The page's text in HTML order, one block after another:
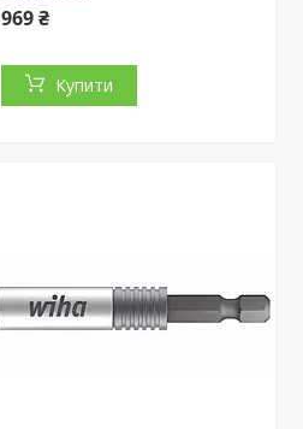
969 ₴
Купити